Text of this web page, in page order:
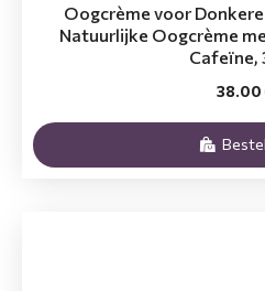
Oogcrème voor
Natuurlijke Oogcrème
Cafeïne,
38.00